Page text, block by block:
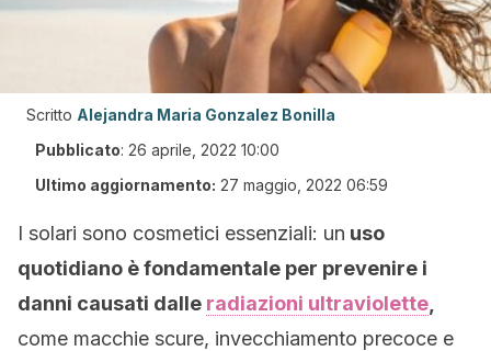
Scritto Alejandra Maria Gonzalez Bonilla
Pubblicato: 26 aprile, 2022 10:00
Ultimo aggiornamento: 27 maggio, 2022 06:59
I solari sono cosmetici essenziali: un uso
quotidiano è fondamentale per prevenire i
danni causati dalle radiazioni ultraviolette
come macchie scure, invecchiamento precoce e